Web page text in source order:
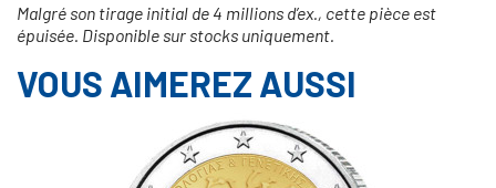
Malgré son tirage initial de 4 millions d’ex., cette pièce est
épuisée. Disponible sur stocks uniquement.
VOUS AIMEREZ AUSSI